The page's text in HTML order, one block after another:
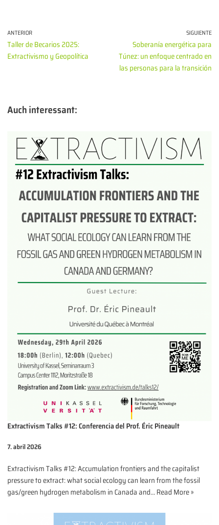
ANTERIOR
Taller de Becarios 2025:
Extractivismo y Geopolítica
SIGUIENTE
Soberanía energética para
Túnez: un enfoque centrado en
las personas para la transición
Auch interessant:
Extractivism Talks #12: Conferencia del Prof. Éric Pineault
7. abril 2026
Extractivism Talks #12: Accumulation frontiers and the capitalist
pressure to extract: what social ecology can learn from the fossil
gas/green hydrogen metabolism in Canada and…Read More »